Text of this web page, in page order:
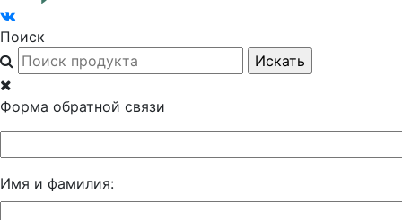
Поиск
Форма обратной связи
Имя и фамилия: